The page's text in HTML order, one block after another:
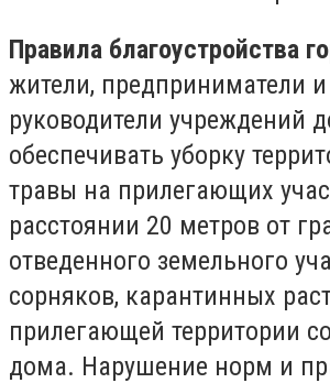
Правила благоустройства
жители, предприниматели и
руководители учреждений
обеспечивать уборку
травы на прилегающих
расстоянии 20 метров от
отведенного земельного
сорняков, карантинных
прилегающей территории
дома. Нарушение норм и